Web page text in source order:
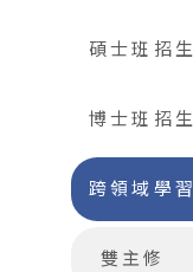
碩士班招生
博士班招生
跨領域學習
雙主修